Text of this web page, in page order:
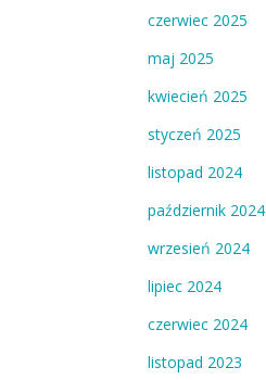
czerwiec 2025
maj 2025
kwiecień 2025
styczeń 2025
listopad 2024
październik 2024
wrzesień 2024
lipiec 2024
czerwiec 2024
listopad 2023